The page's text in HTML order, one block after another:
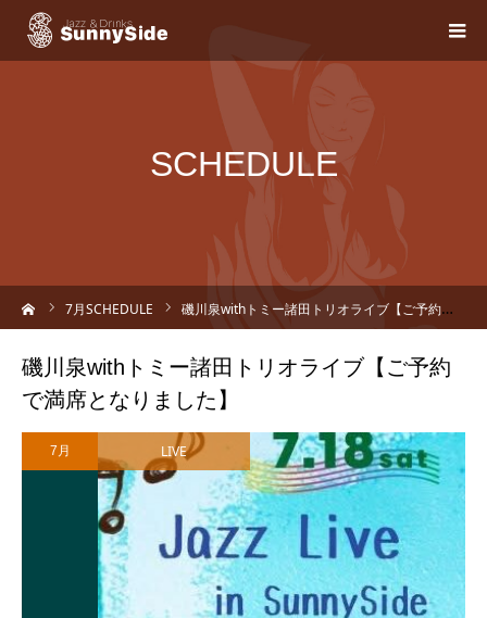
SCHEDULE
7月SCHEDULE 磯川泉withトミー諸田トリオライブ【ご予約で満席となりました】
磯川泉withトミー諸田トリオライブ【ご予約
で満席となりました】
7月 LIVE